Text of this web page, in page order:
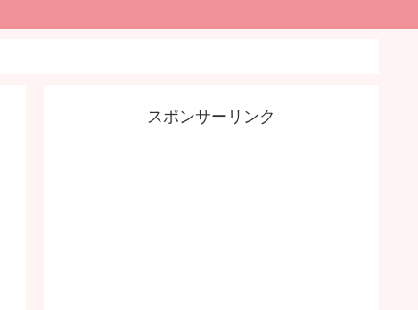
スポンサーリンク